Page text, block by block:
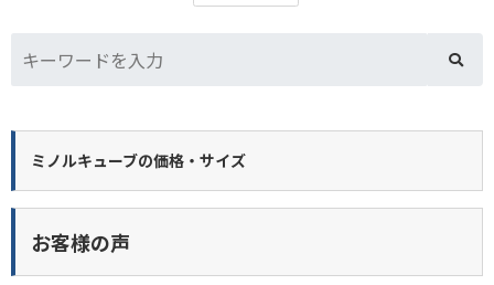
ミノルキューブの価格・サイズ
お客様の声